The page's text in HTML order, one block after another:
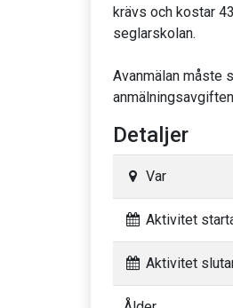
krävs och kostar
seglarskolan.
Avanmälan måste
Detaljer
Var
Aktivitet
Aktivitet